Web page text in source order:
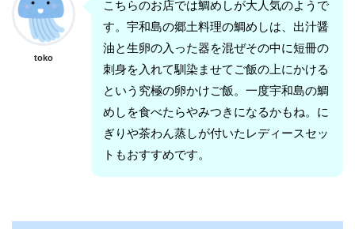
toko
こちらのお店では鯛めしが大人気のようで
す。宇和島の郷土料理の鯛めしは、出汁醤
油と生卵の入った器を混ぜその中に短冊の
刺身を入れて馴染ませてご飯の上にかける
という究極の卵かけご飯。一度宇和島の鯛
めしを食べたらやみつきになるかもね。に
ぎりや茶わん蒸しが付いたレディースセッ
トもおすすめです。